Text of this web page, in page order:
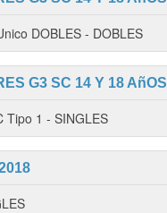
DOBLES - DOBLES
G3 SC 14 Y 18 AñOS
Tipo 1 - SINGLES